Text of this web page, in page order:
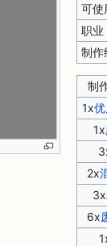
可使
职业
制作
制
1x
1x
2x
3x
6x